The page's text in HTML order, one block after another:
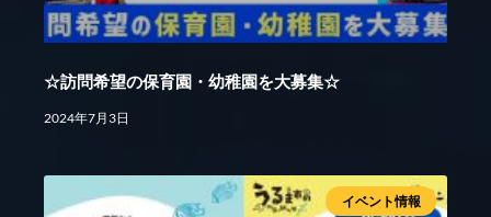
☆訪問希望の保育園・幼稚園を大募集☆
2024年7月3日
イベント情報